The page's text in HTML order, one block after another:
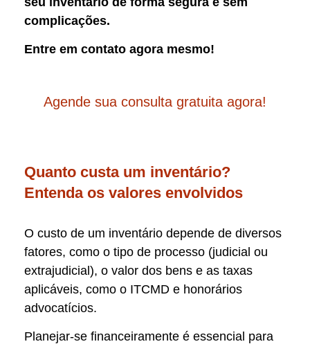
complicações.
Entre em contato agora mesmo!
Agende sua consulta gratuita agora!
Quanto custa um inventário?
Entenda os valores envolvidos
O custo de um inventário depende de diversos
fatores, como o tipo de processo (judicial ou
extrajudicial), o valor dos bens e as taxas
aplicáveis, como o ITCMD e honorários
advocatícios.
Planejar-se financeiramente é essencial para